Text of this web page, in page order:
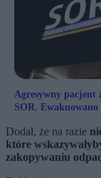
Agresywny pacjent
SOR. Ewakuowano
Dodał, że na razie
które
zakopywaniu